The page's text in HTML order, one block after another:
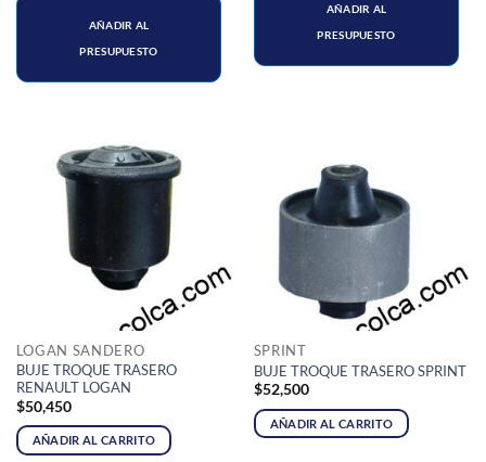
AÑADIR AL
PRESUPUESTO
AÑADIR AL
PRESUPUESTO
LOGAN SANDERO
BUJE TROQUE TRASERO
RENAULT LOGAN
$50,450
AÑADIR AL CARRITO
SPRINT
BUJE TROQUE TRASERO SPRINT
$52,500
AÑADIR AL CARRITO